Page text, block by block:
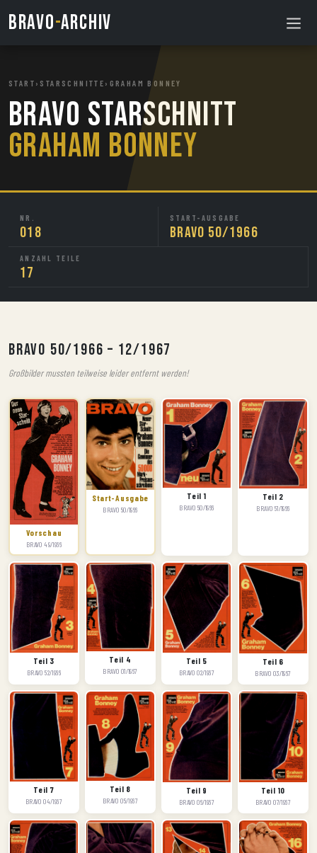
BRAVO-ARCHIV
START › STARSCHNITTE › GRAHAM BONNEY
BRAVO Starschnitt
Graham Bonney
NR.
018
START-AUSGABE
BRAVO 50/1966
ANZAHL TEILE
17
BRAVO 50/1966 – 12/1967
Großbilder mussten teilweise leider entfernt werden!
Vorschau
BRAVO 49/1966
Start-Ausgabe
BRAVO 50/1966
Teil 1
BRAVO 50/1966
Teil 2
BRAVO 51/1966
Teil 3
BRAVO 52/1966
Teil 4
BRAVO 01/1967
Teil 5
BRAVO 02/1967
Teil 6
BRAVO 03/1967
Teil 7
BRAVO 04/1967
Teil 8
BRAVO 05/1967
Teil 9
BRAVO 06/1967
Teil 10
BRAVO 07/1967